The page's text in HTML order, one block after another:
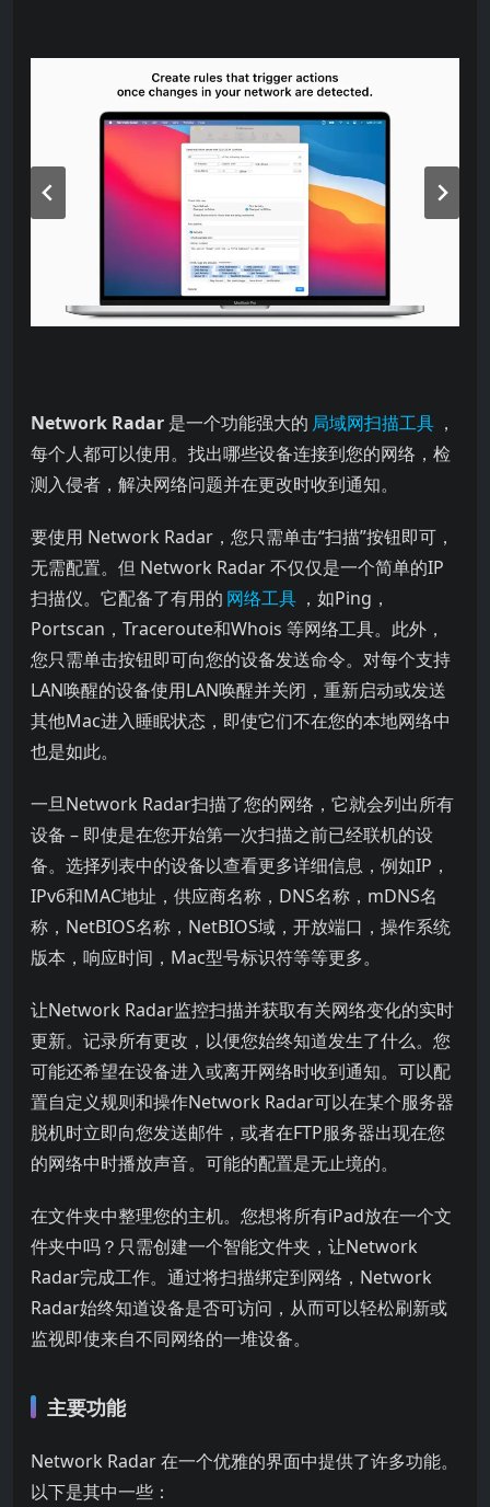
Network Radar 是一个功能强大的 局域网扫描工具 ，
每个人都可以使用。找出哪些设备连接到您的网络，检
测入侵者，解决网络问题并在更改时收到通知。
要使用 Network Radar，您只需单击“扫描”按钮即可，
无需配置。但 Network Radar 不仅仅是一个简单的IP
扫描仪。它配备了有用的 网络工具 ，如Ping，
Portscan，Traceroute和Whois 等网络工具。此外，
您只需单击按钮即可向您的设备发送命令。对每个支持
LAN唤醒的设备使用LAN唤醒并关闭，重新启动或发送
其他Mac进入睡眠状态，即使它们不在您的本地网络中
也是如此。
一旦Network Radar扫描了您的网络，它就会列出所有
设备 – 即使是在您开始第一次扫描之前已经联机的设
备。选择列表中的设备以查看更多详细信息，例如IP，
IPv6和MAC地址，供应商名称，DNS名称，mDNS名
称，NetBIOS名称，NetBIOS域，开放端口，操作系统
版本，响应时间，Mac型号标识符等等更多。
让Network Radar监控扫描并获取有关网络变化的实时
更新。记录所有更改，以便您始终知道发生了什么。您
可能还希望在设备进入或离开网络时收到通知。可以配
置自定义规则和操作Network Radar可以在某个服务器
脱机时立即向您发送邮件，或者在FTP服务器出现在您
的网络中时播放声音。可能的配置是无止境的。
在文件夹中整理您的主机。您想将所有iPad放在一个文
件夹中吗？只需创建一个智能文件夹，让Network
Radar完成工作。通过将扫描绑定到网络，Network
Radar始终知道设备是否可访问，从而可以轻松刷新或
监视即使来自不同网络的一堆设备。
主要功能
Network Radar 在一个优雅的界面中提供了许多功能。
以下是其中一些：